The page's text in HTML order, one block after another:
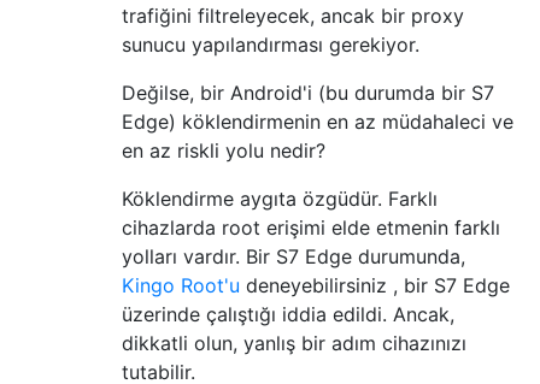
trafiğini filtreleyecek, ancak bir proxy
sunucu yapılandırması gerekiyor.
Değilse, bir Android'i (bu durumda bir S7
Edge) köklendirmenin en az müdahaleci ve
en az riskli yolu nedir?
Köklendirme aygıta özgüdür. Farklı
cihazlarda root erişimi elde etmenin farklı
yolları vardır. Bir S7 Edge durumunda,
Kingo Root'u deneyebilirsiniz , bir S7 Edge
üzerinde çalıştığı iddia edildi. Ancak,
dikkatli olun, yanlış bir adım cihazınızı
tutabilir.